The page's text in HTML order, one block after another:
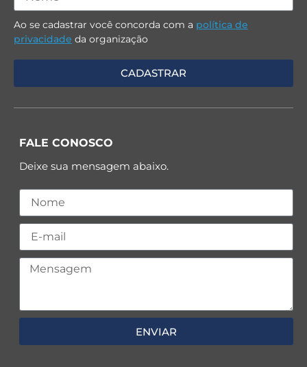
Ao se cadastrar você concorda com a política de
privacidade da organização
FALE CONOSCO
Deixe sua mensagem abaixo.
ENVIAR